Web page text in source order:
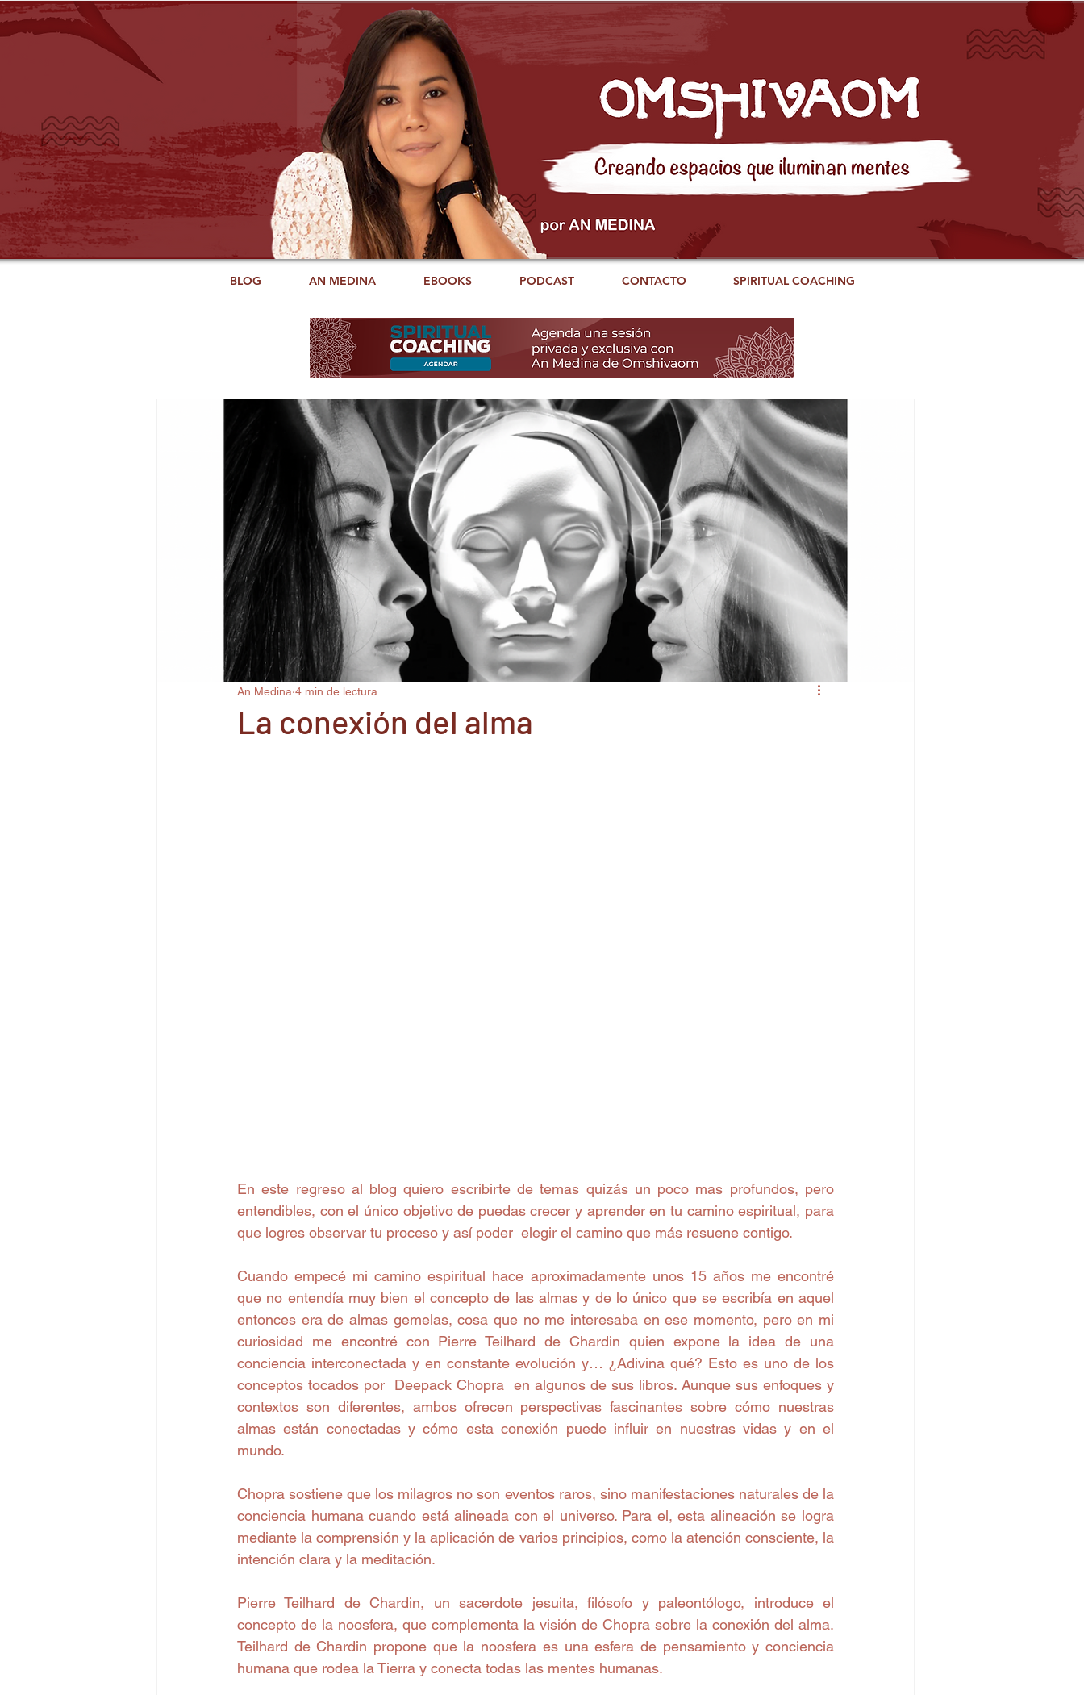
BLOG AN MEDINA EBOOKS PODCAST CONTACTO SPIRITUAL COACHING
La conexión del alma
An Medina 4 min de lectura
En este regreso al blog quiero escribirte de temas quizás un poco mas profundos, pero
entendibles, con el único objetivo de puedas crecer y aprender en tu camino espiritual, para
que logres observar tu proceso y así poder  elegir el camino que más resuene contigo.
Cuando empecé mi camino espiritual hace aproximadamente unos 15 años me encontré
que no entendía muy bien el concepto de las almas y de lo único que se escribía en aquel
entonces era de almas gemelas, cosa que no me interesaba en ese momento, pero en mi
curiosidad me encontré con Pierre Teilhard de Chardin quien expone la idea de una
conciencia interconectada y en constante evolución y… ¿Adivina qué? Esto es uno de los
conceptos tocados por  Deepack Chopra  en algunos de sus libros. Aunque sus enfoques y
contextos son diferentes, ambos ofrecen perspectivas fascinantes sobre cómo nuestras
almas están conectadas y cómo esta conexión puede influir en nuestras vidas y en el
mundo.
Chopra sostiene que los milagros no son eventos raros, sino manifestaciones naturales de la
conciencia humana cuando está alineada con el universo. Para el, esta alineación se logra
mediante la comprensión y la aplicación de varios principios, como la atención consciente, la
intención clara y la meditación.
Pierre Teilhard de Chardin, un sacerdote jesuita, filósofo y paleontólogo, introduce el
concepto de la noosfera, que complementa la visión de Chopra sobre la conexión del alma.
Teilhard de Chardin propone que la noosfera es una esfera de pensamiento y conciencia
humana que rodea la Tierra y conecta todas las mentes humanas.